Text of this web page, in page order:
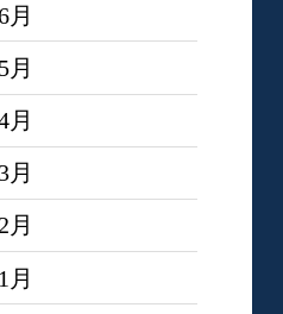
月
月
月
月
月
月